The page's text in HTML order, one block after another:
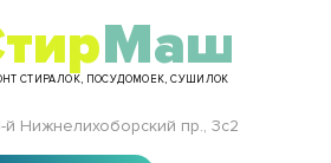
Маш
СТИРАЛОК, ПОСУДОМОЕК, СУШИЛОК
й Нижнелихоборский пр., 3с2